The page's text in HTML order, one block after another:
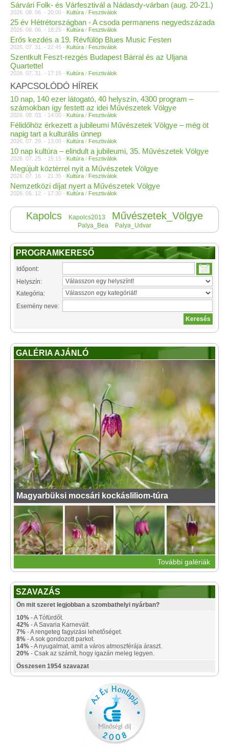
Sárvári Folk- és Várfesztivál a Nádasdy-várban (aug. 20-21.)
2026. 08. 06. - 20:00 - Kultúra / Fesztiválok
25 év Hétrétországban - A csoda permanens negyedszázada
2026. 08. 06. - 18:25 - Kultúra / Fesztiválok
Erős kezdés a 19. Révfülöp Blues Music Festen
2026. 07. 31. - 22:45 - Kultúra / Fesztiválok
Szentkult Feszt-rezgés Budapest Bárral és az Uljana
Quartettel
2026. 07. 31. - 17:15 - Kultúra / Fesztiválok
KAPCSOLÓDÓ HÍREK
10 nap, 140 ezer látogató, 40 helyszín, 4300 program –
számokban így festett az idei Művészetek Völgye
2026. 08. 03. - 14:00 - Kultúra / Fesztiválok
Félidőhöz érkezett a jubileumi Művészetek Völgye – még öt
napig tart a kulturális ünnep
2026. 07. 29. - 13:00 - Kultúra / Fesztiválok
10 nap kultúra – elindult a jubileumi, 35. Művészetek Völgye
2026. 07. 25. - 15:15 - Kultúra / Fesztiválok
Megújult köztérrel nyit a Művészetek Völgye
2026. 07. 16. - 21:35 - Kultúra / Fesztiválok
Nemzetközi díjat nyert a Művészetek Völgye
2026. 05. 12. - 17:30 - Kultúra / Fesztiválok
Kapolcs Kapolcs2013 Művészetek_Völgye
Palya_Bea Palya_Udvar
PROGRAMKERESŐ
Időpont:
Helyszín:
Kategória:
Esemény neve:
GALÉRIA AJÁNLÓ
Magyarbüksi mocsári kockásliliom-túra
További galériák
SZAVAZÁS
Ön mit szeret legjobban a szombathelyi nyárban?
10% - A Tófürdőt.
42% - A Savaria Karnevált.
7% - A rengeteg fagyizási lehetőséget.
8% - A sok gondozott parkot.
14% - A nyugalmat, amit a város atmoszférája áraszt.
20% - Csak az számít, hogy igazán meleg legyen.
Összesen 1954 szavazat